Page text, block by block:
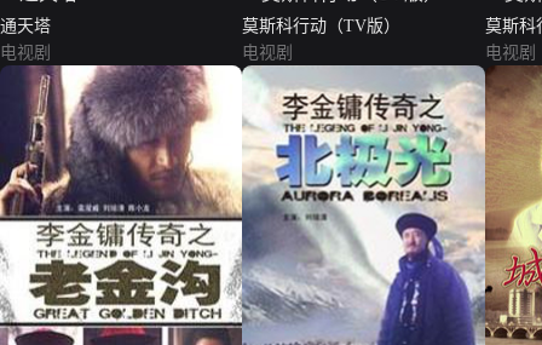
通天塔
电视剧
莫斯科行动（TV版）
电视剧
莫斯科
电视剧